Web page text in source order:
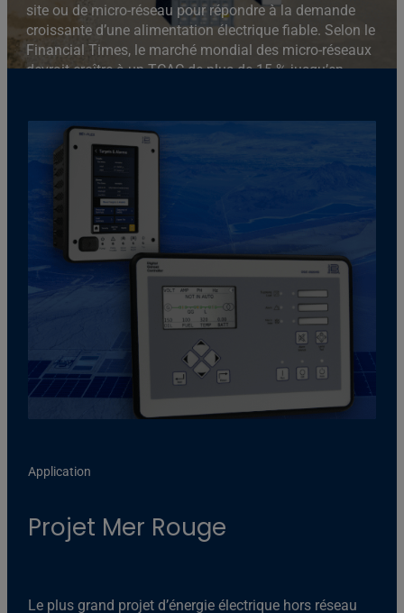
site ou de micro-réseau pour répondre à la demande
croissante d’une alimentation électrique fiable. Selon le
Financial Times, le marché mondial des micro-réseaux
devrait croître à un TCAC de plus de 15 % jusqu’en
Application
Projet Mer Rouge
Le plus grand projet d’énergie électrique hors réseau